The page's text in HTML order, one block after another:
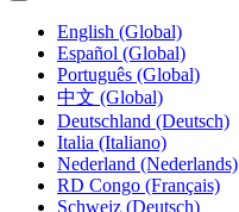
English (Global)
Español (Global)
Português (Global)
中文 (Global)
Deutschland (Deutsch)
Italia (Italiano)
Nederland (Nederlands)
RD Congo (Français)
Schweiz (Deutsch)